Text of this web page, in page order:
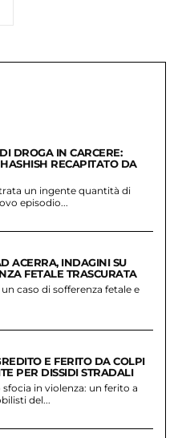
DROGA IN CARCERE:
RECAPITATO DA
un ingente quantità di
episodio...
ACERRA, INDAGINI SU
FETALE TRASCURATA
caso di sofferenza fetale e
E FERITO DA COLPI
PER DISSIDI STRADALI
in violenza: un ferito a
del...